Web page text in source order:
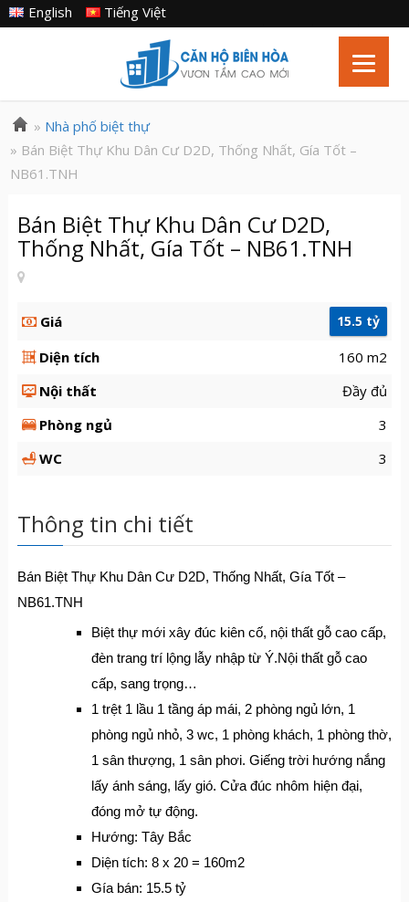
Tiếng Việt
English
» Nhà phố biệt thự
» Bán Biệt Thự Khu Dân Cư D2D, Thống Nhất, Gía Tốt –
NB61.TNH
Bán Biệt Thự Khu Dân Cư D2D,
Thống Nhất, Gía Tốt – NB61.TNH
Giá 15.5 tỷ
Diện tích
160 m2
Nội thất
Đầy đủ
Phòng ngủ
3
WC
3
Thông tin chi tiết
Bán Biệt Thự Khu Dân Cư D2D, Thống Nhất, Gía Tốt –
NB61.TNH
Biệt thự mới xây đúc kiên cố, nội thất gỗ cao cấp,
đèn trang trí lộng lẫy nhập từ Ý.Nội thất gỗ cao
cấp, sang trọng…
1 trệt 1 lầu 1 tầng áp mái, 2 phòng ngủ lớn, 1
phòng ngủ nhỏ, 3 wc, 1 phòng khách, 1 phòng thờ,
1 sân thượng, 1 sân phơi. Giếng trời hướng nắng
lấy ánh sáng, lấy gió. Cửa đúc nhôm hiện đại,
đóng mở tự động.
Hướng: Tây Bắc
Diện tích: 8 x 20 = 160m2
Gía bán: 15.5 tỷ